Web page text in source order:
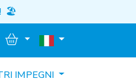
🏖️
IMPEGNI